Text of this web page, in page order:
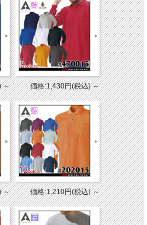
～ 価格:1,430円(税込)～
～ 価格:1,210円(税込)～